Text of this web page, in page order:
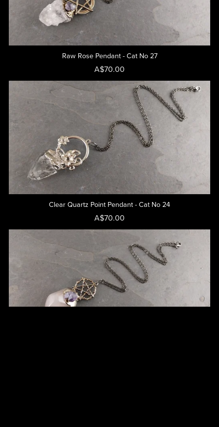
Raw Rose Pendant - Cat No 27
A$70.00
Clear Quartz Point Pendant - Cat No 24
A$70.00